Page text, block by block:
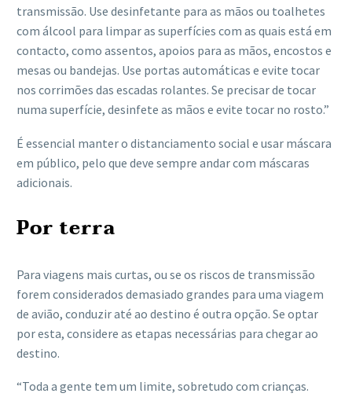
transmissão. Use desinfetante para as mãos ou toalhetes
com álcool para limpar as superfícies com as quais está em
contacto, como assentos, apoios para as mãos, encostos e
mesas ou bandejas. Use portas automáticas e evite tocar
nos corrimões das escadas rolantes. Se precisar de tocar
numa superfície, desinfete as mãos e evite tocar no rosto.”
É essencial manter o distanciamento social e usar máscara
em público, pelo que deve sempre andar com máscaras
adicionais.
Por terra
Para viagens mais curtas, ou se os riscos de transmissão
forem considerados demasiado grandes para uma viagem
de avião, conduzir até ao destino é outra opção. Se optar
por esta, considere as etapas necessárias para chegar ao
destino.
“Toda a gente tem um limite, sobretudo com crianças.